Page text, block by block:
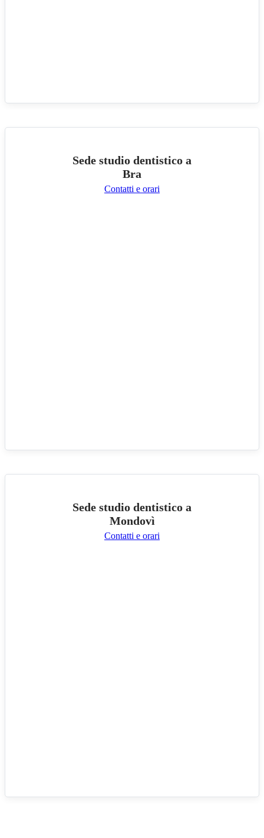
Sede studio dentistico a
Bra
Contatti e orari
Sede studio dentistico a
Mondovì
Contatti e orari